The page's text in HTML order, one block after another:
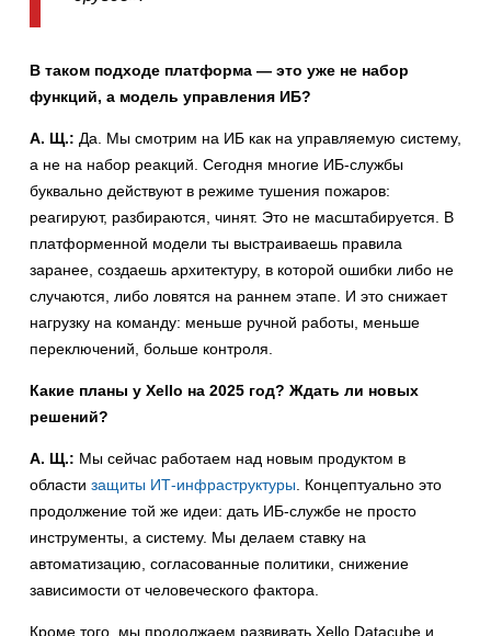
В таком подходе платформа — это уже не набор
функций, а модель управления ИБ?
А. Щ.: Да. Мы смотрим на ИБ как на управляемую систему,
а не на набор реакций. Сегодня многие ИБ-службы
буквально действуют в режиме тушения пожаров:
реагируют, разбираются, чинят. Это не масштабируется. В
платформенной модели ты выстраиваешь правила
заранее, создаешь архитектуру, в которой ошибки либо не
случаются, либо ловятся на раннем этапе. И это снижает
нагрузку на команду: меньше ручной работы, меньше
переключений, больше контроля.
Какие планы у Xello на 2025 год? Ждать ли новых
решений?
А. Щ.: Мы сейчас работаем над новым продуктом в
области защиты ИТ-инфраструктуры. Концептуально это
продолжение той же идеи: дать ИБ-службе не просто
инструменты, а систему. Мы делаем ставку на
автоматизацию, согласованные политики, снижение
зависимости от человеческого фактора.
Кроме того, мы продолжаем развивать Xello Datacube и,